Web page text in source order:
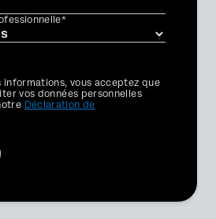
informations, vous acceptez que
vos données personnelles
Déclaration de